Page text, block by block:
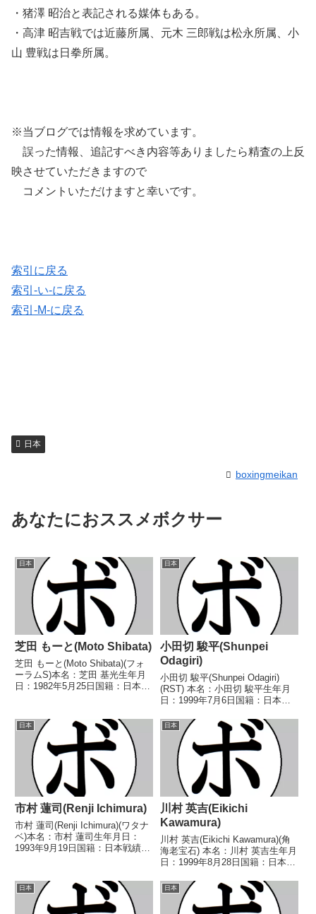
・猪澤 昭治と表記される媒体もある。
・高津 昭吉戦では近藤所属、元木 三郎戦は松永所属、小
山 豊戦は日拳所属。
※当ブログでは情報を求めています。
誤った情報、追記すべき内容等ありましたら精査の上反
映させていただきますので
コメントいただけますと幸いです。
索引に戻る
索引-い-に戻る
索引-M-に戻る
日本
boxingmeikan
あなたにおススメボクサー
日本
芝田 もーと(Moto Shibata)
芝田 もーと(Moto Shibata)(フォ
ーラムS)本名：芝田 基光生年月
日：1982年5月25日国籍：日本戦
2004/03/06 △4R判定 1-1(39-
38、38-39...
日本
小田切 駿平(Shunpei
Odagiri)
小田切 駿平(Shunpei Odagiri)
(RST) 本名：小田切 駿平生年月
日：1999年7月6日国籍：日本戦
トル】なし 【戦歴】
2022/08/14 ○6RTKO ジョナサ
ン・アルマセン(比)2...
日本
市村 蓮司(Renji Ichimura)
市村 蓮司(Renji Ichimura)(ワタナ
ベ)本名：市村 蓮司生年月日：
1993年9月19日国籍：日本戦績：
ンタム級新人王【戦歴】
2013/09/20 ○1RKO ...
日本
川村 英吉(Eikichi
Kawamura)
川村 英吉(Eikichi Kawamura)(角
海老宝石) 本名：川村 英吉生年月
日：1999年8月28日国籍：日本戦
タイトル】2023年度全日本スー
パーライト級新人王第47代日本
スーパーライト級王座...
日本 日本